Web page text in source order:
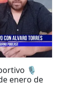
🎙️
enero de